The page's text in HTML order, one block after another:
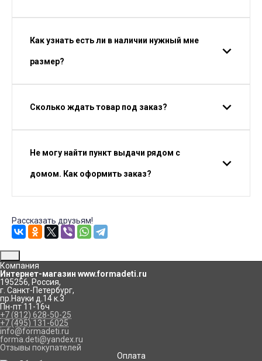
Как узнать есть ли в наличии нужный мне
размер?
Сколько ждать товар под заказ?
Не могу найти пункт выдачи рядом с
домом. Как оформить заказ?
Рассказать друзьям!
Компания
Интернет-магазин www.formadeti.ru
195256, Россия,
г. Санкт-Петербург,
пр.Науки д.14 к.3
Пн-пт 11-16ч
+7 (812) 628-50-25
+7 (495) 131-6025
info@formadeti.ru
forma.deti@yandex.ru
Отзывы покупателей
Оплата